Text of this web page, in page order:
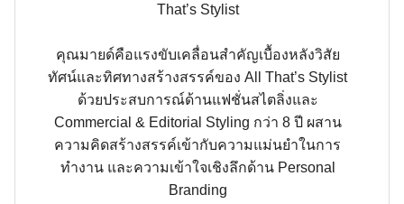
That’s Stylist
คุณมายด์คือแรงขับเคลื่อนสำคัญเบื้องหลังวิสัย
ทัศน์และทิศทางสร้างสรรค์ของ All That’s Stylist
ด้วยประสบการณ์ด้านแฟชั่นสไตลิ่งและ
Commercial & Editorial Styling กว่า 8 ปี ผสาน
ความคิดสร้างสรรค์เข้ากับความแม่นยำในการ
ทำงาน และความเข้าใจเชิงลึกด้าน Personal
Branding